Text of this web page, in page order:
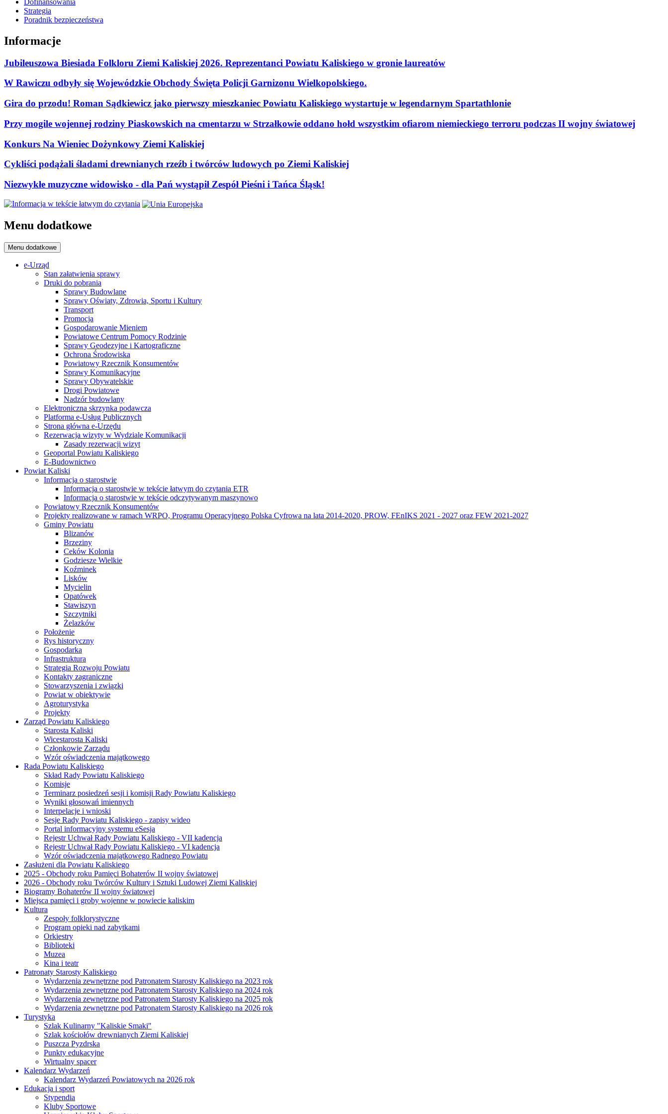
Dofinansowania
Strategia
Poradnik bezpieczeństwa
Informacje
Jubileuszowa Biesiada Folkloru Ziemi Kaliskiej 2026. Reprezentanci Powiatu Kaliskiego w gronie laureatów
W Rawiczu odbyły się Wojewódzkie Obchody Święta Policji Garnizonu Wielkopolskiego.
Gira do przodu! Roman Sądkiewicz jako pierwszy mieszkaniec Powiatu Kaliskiego wystartuje w legendarnym Spartathlonie
Przy mogile wojennej rodziny Piaskowskich na cmentarzu w Strzałkowie oddano hołd wszystkim ofiarom niemieckiego terroru podczas II wojny światowej
Konkurs Na Wieniec Dożynkowy Ziemi Kaliskiej
Cykliści podążali śladami drewnianych rzeźb i twórców ludowych po Ziemi Kaliskiej
Niezwykłe muzyczne widowisko - dla Pań wystąpił Zespół Pieśni i Tańca Śląsk!
Menu dodatkowe
Menu dodatkowe
e-Urząd
Stan załatwienia sprawy
Druki do pobrania
Sprawy Budowlane
Sprawy Oświaty, Zdrowia, Sportu i Kultury
Transport
Promocja
Gospodarowanie Mieniem
Powiatowe Centrum Pomocy Rodzinie
Sprawy Geodezyjne i Kartograficzne
Ochrona Środowiska
Powiatowy Rzecznik Konsumentów
Sprawy Komunikacyjne
Sprawy Obywatelskie
Drogi Powiatowe
Nadzór budowlany
Elektroniczna skrzynka podawcza
Platforma e-Usług Publicznych
Strona główna e-Urzędu
Rezerwacja wizyty w Wydziale Komunikacji
Zasady rezerwacji wizyt
Geoportal Powiatu Kaliskiego
E-Budownictwo
Powiat Kaliski
Informacja o starostwie
Informacja o starostwie w tekście łatwym do czytania ETR
Informacja o starostwie w tekście odczytywanym maszynowo
Powiatowy Rzecznik Konsumentów
Projekty realizowane w ramach WRPO, Programu Operacyjnego Polska Cyfrowa na lata 2014-2020, PROW, FEnIKS 2021 - 2027 oraz FEW 2021-2027
Gminy Powiatu
Blizanów
Brzeziny
Ceków Kolonia
Godziesze Wielkie
Koźminek
Lisków
Mycielin
Opatówek
Stawiszyn
Szczytniki
Żelazków
Położenie
Rys historyczny
Gospodarka
Infrastruktura
Strategia Rozwoju Powiatu
Kontakty zagraniczne
Stowarzyszenia i związki
Powiat w obiektywie
Agroturystyka
Projekty
Zarząd Powiatu Kaliskiego
Starosta Kaliski
Wicestarosta Kaliski
Członkowie Zarządu
Wzór oświadczenia majątkowego
Rada Powiatu Kaliskiego
Skład Rady Powiatu Kaliskiego
Komisje
Terminarz posiedzeń sesji i komisji Rady Powiatu Kaliskiego
Wyniki głosowań imiennych
Interpelacje i wnioski
Sesje Rady Powiatu Kaliskiego - zapisy wideo
Portal informacyjny systemu eSesja
Rejestr Uchwał Rady Powiatu Kaliskiego - VII kadencja
Rejestr Uchwał Rady Powiatu Kaliskiego - VI kadencja
Wzór oświadczenia majątkowego Radnego Powiatu
Zasłużeni dla Powiatu Kaliskiego
2025 - Obchody roku Pamięci Bohaterów II wojny światowej
2026 - Obchody roku Twórców Kultury i Sztuki Ludowej Ziemi Kaliskiej
Biogramy Bohaterów II wojny światowej
Miejsca pamięci i groby wojenne w powiecie kaliskim
Kultura
Zespoły folklorystyczne
Program opieki nad zabytkami
Orkiestry
Biblioteki
Muzea
Kina i teatr
Patronaty Starosty Kaliskiego
Wydarzenia zewnętrzne pod Patronatem Starosty Kaliskiego na 2023 rok
Wydarzenia zewnętrzne pod Patronatem Starosty Kaliskiego na 2024 rok
Wydarzenia zewnętrzne pod Patronatem Starosty Kaliskiego na 2025 rok
Wydarzenia zewnętrzne pod Patronatem Starosty Kaliskiego na 2026 rok
Turystyka
Szlak Kulinarny "Kaliskie Smaki"
Szlak kościołów drewnianych Ziemi Kaliskiej
Puszcza Pyzdrska
Punkty edukacyjne
Wirtualny spacer
Kalendarz Wydarzeń
Kalendarz Wydarzeń Powiatowych na 2026 rok
Edukacja i sport
Stypendia
Kluby Sportowe